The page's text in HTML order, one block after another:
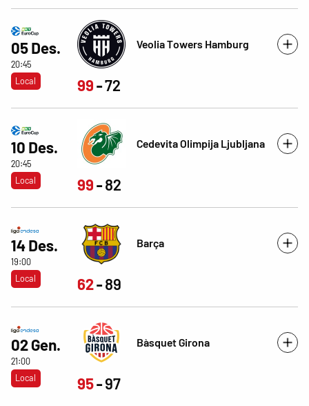
05 Des.
20:45
Local
Veolia Towers Hamburg
99 72
10 Des.
20:45
Local
Cedevita Olimpija Ljubljana
99 82
14 Des.
19:00
Local
Barça
62 89
02 Gen.
21:00
Local
Bàsquet Girona
95 97